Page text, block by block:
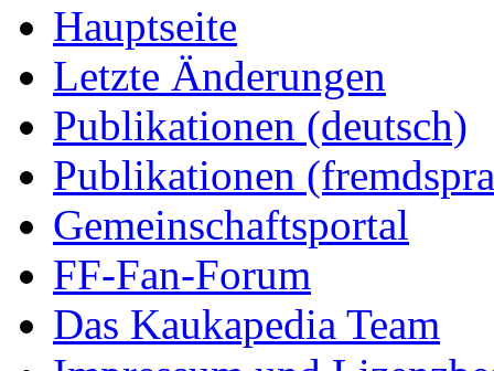
Hauptseite
Letzte Änderungen
Publikationen (deutsch)
Publikationen
Gemeinschaftsportal
FF-Fan-Forum
Das Kaukapedia Team